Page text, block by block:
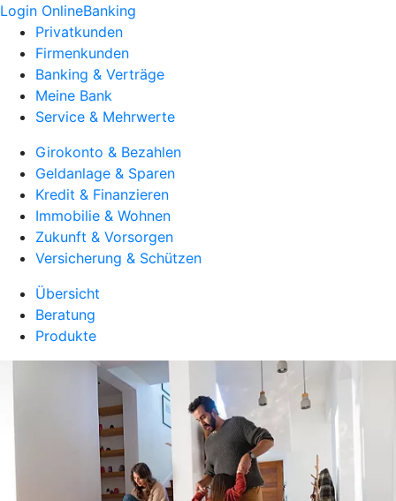
Login OnlineBanking
Privatkunden
Firmenkunden
Banking & Verträge
Meine Bank
Service & Mehrwerte
Girokonto & Bezahlen
Geldanlage & Sparen
Kredit & Finanzieren
Immobilie & Wohnen
Zukunft & Vorsorgen
Versicherung & Schützen
Übersicht
Beratung
Produkte